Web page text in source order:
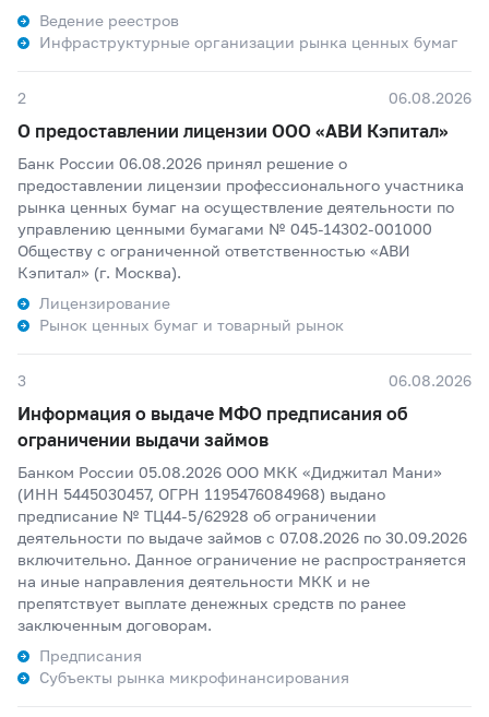
Ведение реестров
Инфраструктурные организации рынка ценных бумаг
2 06.08.2026
О предоставлении лицензии ООО «АВИ Кэпитал»
Банк России 06.08.2026 принял решение о
предоставлении лицензии профессионального участника
рынка ценных бумаг на осуществление деятельности по
управлению ценными бумагами № 045-14302-001000
Обществу с ограниченной ответственностью «АВИ
Кэпитал» (г. Москва).
Лицензирование
Рынок ценных бумаг и товарный рынок
3 06.08.2026
Информация о выдаче МФО предписания об
ограничении выдачи займов
Банком России 05.08.2026 ООО МКК «Диджитал Мани»
(ИНН 5445030457, ОГРН 1195476084968) выдано
предписание № ТЦ44-5/62928 об ограничении
деятельности по выдаче займов с 07.08.2026 по 30.09.2026
включительно. Данное ограничение не распространяется
на иные направления деятельности МКК и не
препятствует выплате денежных средств по ранее
заключенным договорам.
Предписания
Субъекты рынка микрофинансирования